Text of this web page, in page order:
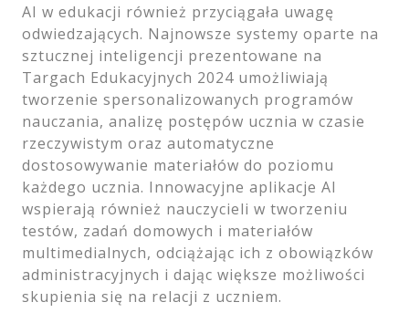
AI w edukacji również przyciągała uwagę
odwiedzających. Najnowsze systemy oparte na
sztucznej inteligencji prezentowane na
Targach Edukacyjnych 2024 umożliwiają
tworzenie spersonalizowanych programów
nauczania, analizę postępów ucznia w czasie
rzeczywistym oraz automatyczne
dostosowywanie materiałów do poziomu
każdego ucznia. Innowacyjne aplikacje AI
wspierają również nauczycieli w tworzeniu
testów, zadań domowych i materiałów
multimedialnych, odciążając ich z obowiązków
administracyjnych i dając większe możliwości
skupienia się na relacji z uczniem.